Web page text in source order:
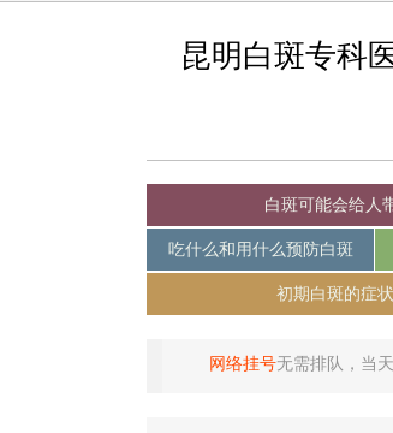
昆明白斑专科
白斑可能会给人
吃什么和用什么预防白斑
初期白斑的症
网络挂号无需排队，当